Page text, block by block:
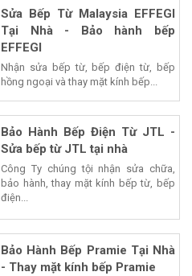
Sửa Bếp Từ Malaysia EFFEGI
Tại Nhà - Bảo hành bếp
EFFEGI
Nhận sửa bếp từ, bếp điện từ, bếp
hồng ngoại và thay mặt kính bếp...
Bảo Hành Bếp Điện Từ JTL -
Sửa bếp từ JTL tại nhà
Công Ty chúng tội nhận sửa chữa,
bảo hành, thay mặt kính bếp từ, bếp
điện...
Bảo Hành Bếp Pramie Tại Nhà
- Thay mặt kính bếp Pramie